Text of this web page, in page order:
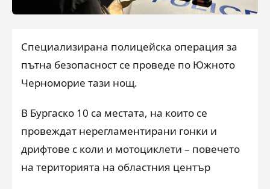
Специализирана полицейска операция за
пътна безопасност се проведе по Южното
Черноморие тази нощ.
В Бургаско 10 са местата, на които се
провеждат нерегламентирани гонки и
дрифтове с коли и мотоциклети – повечето
на територията на областния център